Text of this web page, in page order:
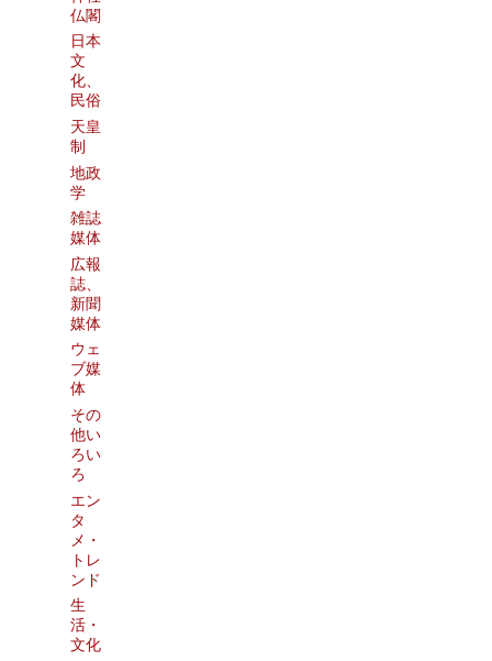
仏閣
日本
文
化、
民俗
天皇
制
地政
学
雑誌
媒体
広報
誌、
新聞
媒体
ウェ
ブ媒
体
その
他い
ろい
ろ
エン
タ
メ・
トレ
ンド
生
活・
文化